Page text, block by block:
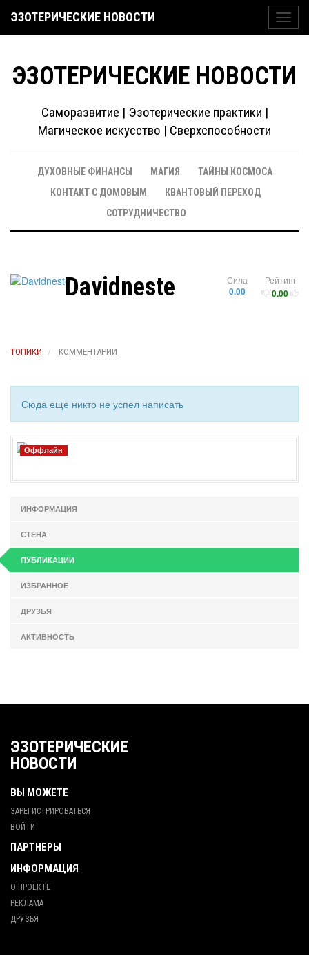
ЭЗОТЕРИЧЕСКИЕ НОВОСТИ
ЭЗОТЕРИЧЕСКИЕ НОВОСТИ
Саморазвитие | Эзотерические практики |
Магическое искусство | Сверхспособности
ДУХОВНЫЕ ФИНАНСЫ МАГИЯ
ТАЙНЫ КОСМОСА
КОНТАКТ С ДОМОВЫМ
КВАНТОВЫЙ ПЕРЕХОД
СОТРУДНИЧЕСТВО
Рейтинг
0.00
Сила
0.00
Davidneste
ТОПИКИ КОММЕНТАРИИ
Сюда еще никто не успел написать
Оффлайн
ИНФОРМАЦИЯ
СТЕНА
ПУБЛИКАЦИИ
ИЗБРАННОЕ
ДРУЗЬЯ
АКТИВНОСТЬ
ЭЗОТЕРИЧЕСКИЕ
НОВОСТИ
ВЫ МОЖЕТЕ
ЗАРЕГИСТРИРОВАТЬСЯ
ВОЙТИ
ПАРТНЕРЫ
ИНФОРМАЦИЯ
О ПРОЕКТЕ
РЕКЛАМА
ДРУЗЬЯ